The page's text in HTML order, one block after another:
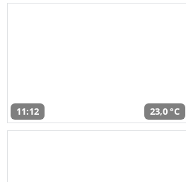
11:12 23,0 °C